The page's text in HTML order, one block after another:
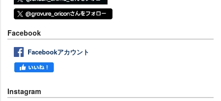
Facebook
Facebookアカウント
Instagram